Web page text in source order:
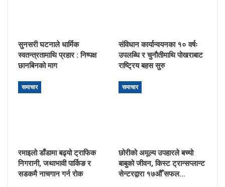
सुनसरी घटनाले धार्मिक
स्वतन्त्रतामाथि प्रहार : निष्पक्ष
छानबिनको माग
संविधान कार्यान्वयनका १० वर्षः
उपलब्धि र चुनौतीमाथि पोखराबाट
राष्ट्रिय बहस सुरु
समाचार
रमाइलो डाँडामा बढ्यो ट्राफिक
निगरानी, जथाभावी पार्किङ र
सडकमै नाचगान गर्न रोक
समाचार
छोरीको अमूल्य उपहारले बच्यो
बाबुको जीवन, किस्ट ट्रान्सप्लान्ट
सेन्टरद्वारा १७औँ सफल…